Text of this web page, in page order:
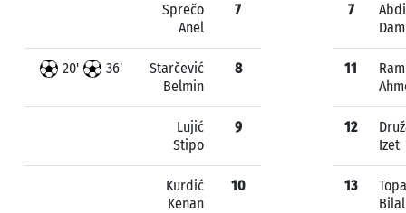
Sprečo
Anel
7
20' 36'
Starčević
Belmin
8
Lujić
Stipo
9
Kurdić
Kenan
10
7
11
12
Izet
13
Bilal